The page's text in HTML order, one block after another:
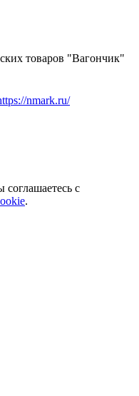
товаров "Вагончик"
с
.